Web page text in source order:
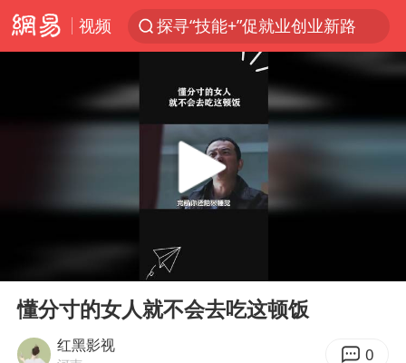
视频
探寻“技能+”促就业创业新路
美国退回1000亿美元关税
“事业单位招聘不是人情买卖”
Play
懂分寸的女人就不会去吃这顿饭
红黑影视 0